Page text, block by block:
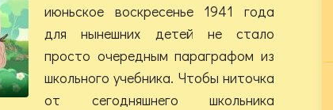
июньское воскресенье 1941 года
для нынешних детей не стало
просто очередным параграфом из
школьного учебника. Чтобы ниточка
от сегодняшнего школьника